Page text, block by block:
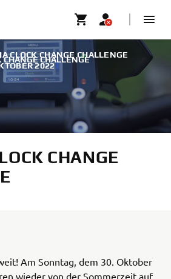
CHANGE CHALLENGE
CLOCK CHANGE CHALLENGE
2022
CHANGE
Am Sonntag, dem 30. Oktober
wieder von der Sommerzeit auf